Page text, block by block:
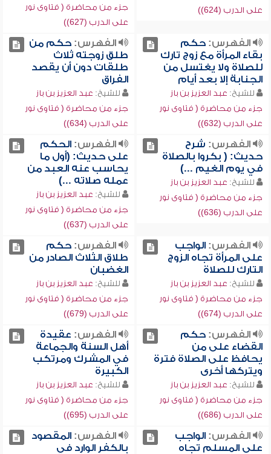
على الدرب (624))
جزء من محاضرة ( فتاوى نور
على الدرب (627))
الفهرس:حكم
بقاء المرأة مع زوج تارك
للصلاة ولا يغتسل من
الجنابة إلا بعد أيام
للشيخ: عبد العزيز بن باز
جزء من محاضرة ( فتاوى نور
على الدرب (632))
الفهرس:حكم من
طلق زوجته ثلاث
طلقات دون أن يقصد
الفراق
للشيخ: عبد العزيز بن باز
جزء من محاضرة ( فتاوى نور
على الدرب (634))
الفهرس: شرح
حديث: ( بكروا بالصلاة
في يوم الغيم ...)
للشيخ: عبد العزيز بن باز
جزء من محاضرة ( فتاوى نور
على الدرب (636))
الفهرس:الحكم
على حديث: (أول ما
يحاسب عنه العبد من
عمله صلاته ...)
للشيخ: عبد العزيز بن باز
جزء من محاضرة ( فتاوى نور
على الدرب (637))
الفهرس:الواجب
على المرأة تجاه الزوج
التارك للصلاة
للشيخ: عبد العزيز بن باز
جزء من محاضرة ( فتاوى نور
على الدرب (674))
الفهرس:حكم
طلاق الثلاث الصادر من
الغضبان
للشيخ: عبد العزيز بن باز
جزء من محاضرة ( فتاوى نور
على الدرب (679))
الفهرس:حكم
القضاء على من
يحافظ على الصلاة فترة
ويتركها أخرى
للشيخ: عبد العزيز بن باز
جزء من محاضرة ( فتاوى نور
على الدرب (686))
الفهرس: عقيدة
أهل السنة والجماعة
في المشرك ومرتكب
الكبيرة
للشيخ: عبد العزيز بن باز
جزء من محاضرة ( فتاوى نور
على الدرب (695))
الفهرس:الواجب
على المسلم تجاه
الفهرس:المقصود
بالكفر الوارد في